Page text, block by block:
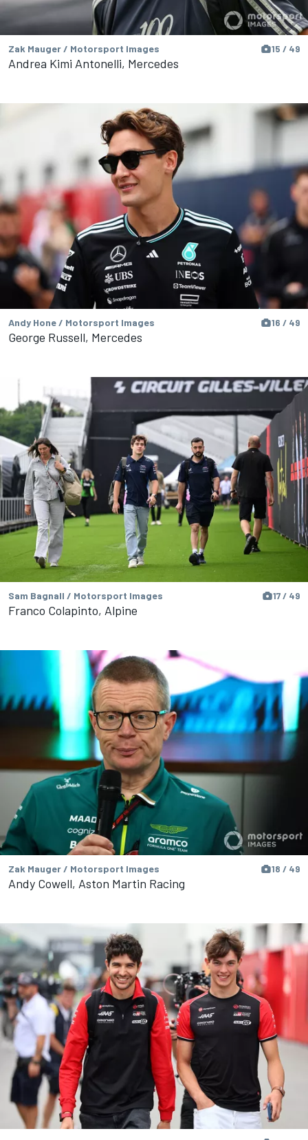
Zak Mauger / Motorsport Images 15 / 49
Andrea Kimi Antonelli, Mercedes
Andy Hone / Motorsport Images 16 / 49
George Russell, Mercedes
Sam Bagnall / Motorsport Images 17 / 49
Franco Colapinto, Alpine
Zak Mauger / Motorsport Images 18 / 49
Andy Cowell, Aston Martin Racing